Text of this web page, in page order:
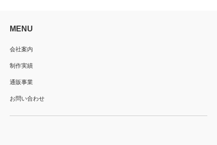
MENU
会社案内
制作実績
通販事業
お問い合わせ